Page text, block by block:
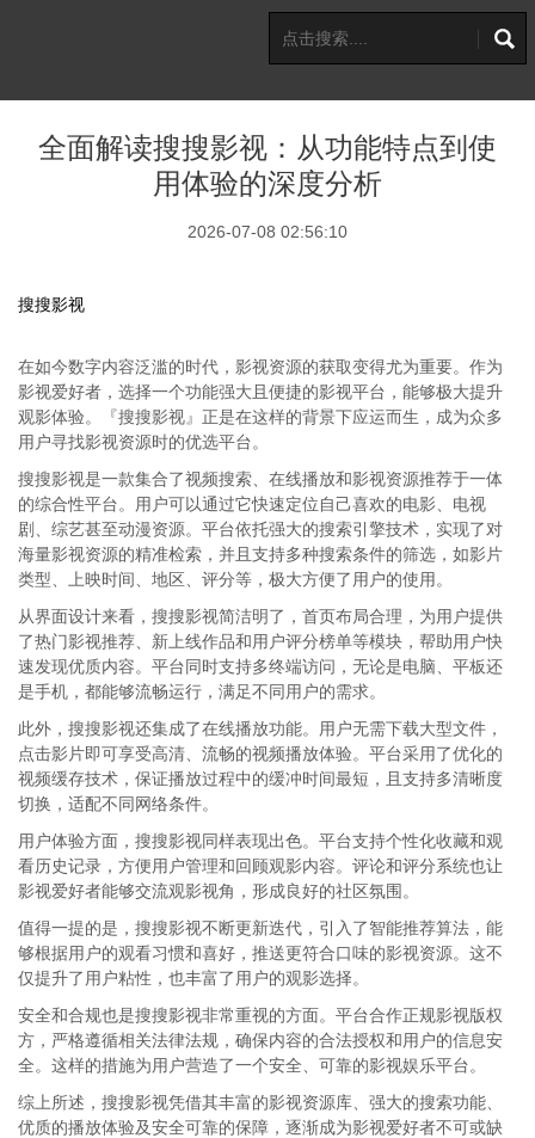
全面解读搜搜影视：从功能特点到使
用体验的深度分析
2026-07-08 02:56:10
搜搜影视
在如今数字内容泛滥的时代，影视资源的获取变得尤为重要。作为
影视爱好者，选择一个功能强大且便捷的影视平台，能够极大提升
观影体验。『搜搜影视』正是在这样的背景下应运而生，成为众多
用户寻找影视资源时的优选平台。
搜搜影视是一款集合了视频搜索、在线播放和影视资源推荐于一体
的综合性平台。用户可以通过它快速定位自己喜欢的电影、电视
剧、综艺甚至动漫资源。平台依托强大的搜索引擎技术，实现了对
海量影视资源的精准检索，并且支持多种搜索条件的筛选，如影片
类型、上映时间、地区、评分等，极大方便了用户的使用。
从界面设计来看，搜搜影视简洁明了，首页布局合理，为用户提供
了热门影视推荐、新上线作品和用户评分榜单等模块，帮助用户快
速发现优质内容。平台同时支持多终端访问，无论是电脑、平板还
是手机，都能够流畅运行，满足不同用户的需求。
此外，搜搜影视还集成了在线播放功能。用户无需下载大型文件，
点击影片即可享受高清、流畅的视频播放体验。平台采用了优化的
视频缓存技术，保证播放过程中的缓冲时间最短，且支持多清晰度
切换，适配不同网络条件。
用户体验方面，搜搜影视同样表现出色。平台支持个性化收藏和观
看历史记录，方便用户管理和回顾观影内容。评论和评分系统也让
影视爱好者能够交流观影视角，形成良好的社区氛围。
值得一提的是，搜搜影视不断更新迭代，引入了智能推荐算法，能
够根据用户的观看习惯和喜好，推送更符合口味的影视资源。这不
仅提升了用户粘性，也丰富了用户的观影选择。
安全和合规也是搜搜影视非常重视的方面。平台合作正规影视版权
方，严格遵循相关法律法规，确保内容的合法授权和用户的信息安
全。这样的措施为用户营造了一个安全、可靠的影视娱乐平台。
综上所述，搜搜影视凭借其丰富的影视资源库、强大的搜索功能、
优质的播放体验及安全可靠的保障，逐渐成为影视爱好者不可或缺